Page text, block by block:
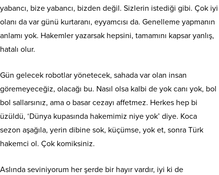
yabancı, bize yabancı, bizden değil. Sizlerin istediği gibi. Çok iyi
olanı da var günü kurtaranı, eyyamcısı da. Genelleme yapmanın
anlamı yok. Hakemler yazarsak hepsini, tamamını kapsar yanlış,
hatalı olur.
Gün gelecek robotlar yönetecek, sahada var olan insan
göremeyeceğiz, olacağı bu. Nasıl olsa kalbi de yok canı yok, bol
bol sallarsınız, ama o basar cezayı affetmez. Herkes hep bi
üzüldü, ‘Dünya kupasında hakemimiz niye yok’ diye. Koca
sezon aşağıla, yerin dibine sok, küçümse, yok et, sonra Türk
hakemci ol. Çok komiksiniz.
Aslında seviniyorum her şerde bir hayır vardır, iyi ki de